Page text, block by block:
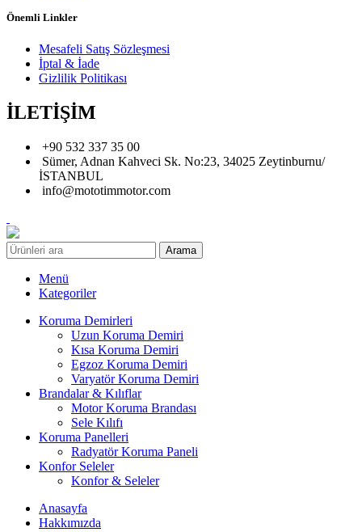
Önemli Linkler
Mesafeli Satış Sözleşmesi
İptal & İade
Gizlilik Politikası
İLETİŞİM
+90 532 337 35 00
Sümer, Adnan Kahveci Sk. No:23, 34025 Zeytinburnu/
İSTANBUL
info@mototimmotor.com
Arama
Menü
Kategoriler
Koruma Demirleri
Uzun Koruma Demiri
Kısa Koruma Demiri
Egzoz Koruma Demiri
Varyatör Koruma Demiri
Brandalar & Kılıflar
Motor Koruma Brandası
Sele Kılıfı
Koruma Panelleri
Radyatör Koruma Paneli
Konfor Seleler
Konfor & Seleler
Anasayfa
Hakkımızda